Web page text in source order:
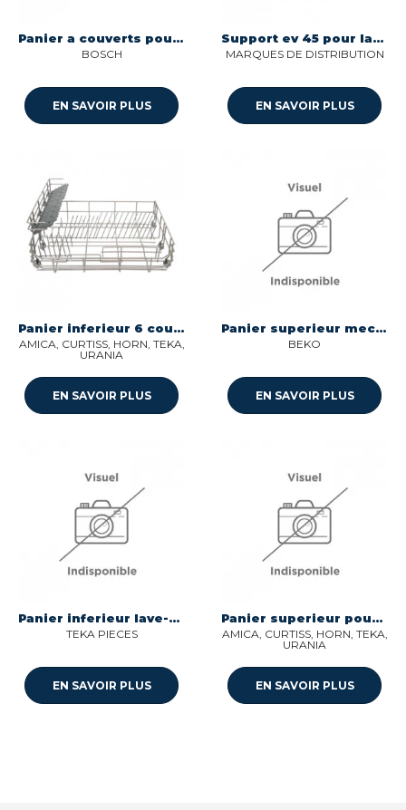
Panier a couverts pour lave-vaisselle.. Bosch 11018806
BOSCH
EN SAVOIR PLUS
Support ev 45 pour lave-vaisselle Sogedis 42030325
MARQUES DE DISTRIBUTION
EN SAVOIR PLUS
Panier inferieur 6 couverts pour lave-vaisselle Sidepar 1063476
AMICA, CURTISS, HORN, TEKA,
URANIA
EN SAVOIR PLUS
Panier superieur mechanism clasp pour lave-vaisselle Beko C00890927
BEKO
EN SAVOIR PLUS
Panier inferieur lave-vaisselle Teka 81785182
TEKA PIECES
EN SAVOIR PLUS
Panier superieur pour lave-vaisselle Curtiss 1035303
AMICA, CURTISS, HORN, TEKA,
URANIA
EN SAVOIR PLUS